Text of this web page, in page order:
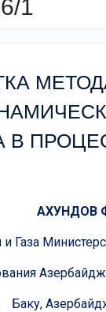
1
В
АХУНДОВ
Газа
Баку,